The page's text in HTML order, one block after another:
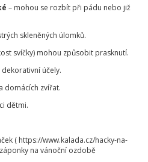
– mohou se rozbít při pádu nebo již
skleněných úlomků.
svíčky) mohou způsobit prasknutí.
účely.
domácích zvířat.
dětmi.
( https://www.kalada.cz/hacky-na-
na vánoční ozdobě